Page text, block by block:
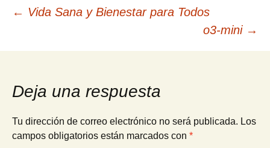
Navegación
de
entradas
← Vida Sana y Bienestar para Todos
o3-mini →
Deja una respuesta
Tu dirección de correo electrónico no será publicada. Los
campos obligatorios están marcados con *